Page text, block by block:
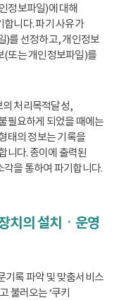
정보파일)에 대해
니다. 파기 사유가
)를 선정하고, 개인정보
(또는 개인정보파일)를
처리목적달성,
필요하게 되었을 때에는
태의 정보는 기록을
니다. 종이에 출력된
을 통하여 파기합니다.
치의 설치ㆍ운영
록 파악 및 맞춤서비스
불러오는 ‘쿠키